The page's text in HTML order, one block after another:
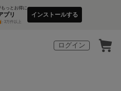
もっとお得に
プリ
3万件以上
インストールする
ログイン